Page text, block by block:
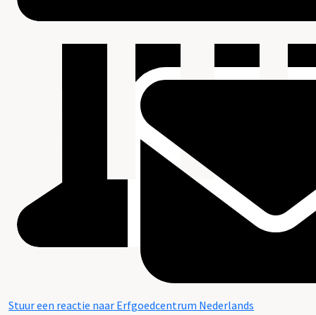
Stuur een reactie naar Erfgoedcentrum Nederlands